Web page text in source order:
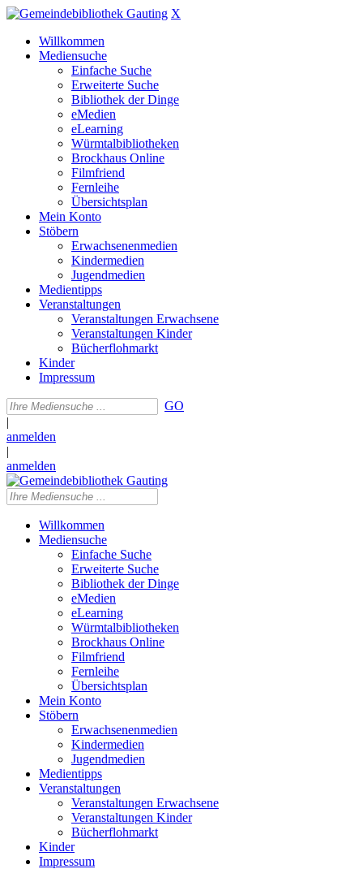
X
Willkommen
Mediensuche
Einfache Suche
Erweiterte Suche
Bibliothek der Dinge
eMedien
eLearning
Würmtalbibliotheken
Brockhaus Online
Filmfriend
Fernleihe
Übersichtsplan
Mein Konto
Stöbern
Erwachsenenmedien
Kindermedien
Jugendmedien
Medientipps
Veranstaltungen
Veranstaltungen Erwachsene
Veranstaltungen Kinder
Bücherflohmarkt
Kinder
Impressum
GO
|
anmelden
|
anmelden
Willkommen
Mediensuche
Einfache Suche
Erweiterte Suche
Bibliothek der Dinge
eMedien
eLearning
Würmtalbibliotheken
Brockhaus Online
Filmfriend
Fernleihe
Übersichtsplan
Mein Konto
Stöbern
Erwachsenenmedien
Kindermedien
Jugendmedien
Medientipps
Veranstaltungen
Veranstaltungen Erwachsene
Veranstaltungen Kinder
Bücherflohmarkt
Kinder
Impressum